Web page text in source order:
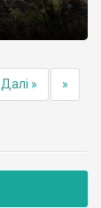
Далі » »